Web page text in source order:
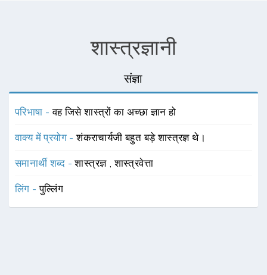
शास्त्रज्ञानी
संज्ञा
परिभाषा -वह जिसे शास्त्रों का अच्छा ज्ञान हो
वाक्य में प्रयोग -शंकराचार्यजी बहुत बड़े शास्त्रज्ञ थे।
समानार्थी शब्द -शास्त्रज्ञ ,शास्त्रवेत्ता
लिंग -पुल्लिंग